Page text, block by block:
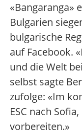
«Bangaranga»
Bulgarien
bulgarische
auf Facebook.
und die Welt
selbst sagte
zufolge: «Im
ESC nach
vorbereiten.»